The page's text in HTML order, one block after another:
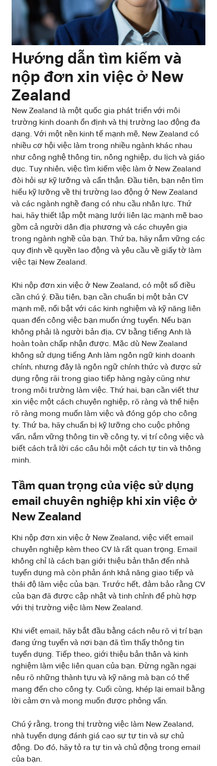
Hướng dẫn tìm kiếm và
nộp đơn xin việc ở New
Zealand
New Zealand là một quốc gia phát triển với môi
trường kinh doanh ổn định và thị trường lao động đa
dạng. Với một nền kinh tế mạnh mẽ, New Zealand có
nhiều cơ hội việc làm trong nhiều ngành khác nhau
như công nghệ thông tin, nông nghiệp, du lịch và giáo
dục. Tuy nhiên, việc tìm kiếm việc làm ở New Zealand
đòi hỏi sự kỹ lưỡng và cẩn thận. Đầu tiên, bạn nên tìm
hiểu kỹ lưỡng về thị trường lao động ở New Zealand
và các ngành nghề đang có nhu cầu nhân lực. Thứ
hai, hãy thiết lập một mạng lưới liên lạc mạnh mẽ bao
gồm cả người dân địa phương và các chuyên gia
trong ngành nghề của bạn. Thứ ba, hãy nắm vững các
quy định về quyền lao động và yêu cầu về giấy tờ làm
việc tại New Zealand.
Khi nộp đơn xin việc ở New Zealand, có một số điều
cần chú ý. Đầu tiên, bạn cần chuẩn bị một bản CV
mạnh mẽ, nổi bật với các kinh nghiệm và kỹ năng liên
quan đến công việc bạn muốn ứng tuyển. Nếu bạn
không phải là người bản địa, CV bằng tiếng Anh là
hoàn toàn chấp nhận được. Mặc dù New Zealand
không sử dụng tiếng Anh làm ngôn ngữ kinh doanh
chính, nhưng đây là ngôn ngữ chính thức và được sử
dụng rộng rãi trong giao tiếp hàng ngày cũng như
trong môi trường làm việc. Thứ hai, bạn cần viết thư
xin việc một cách chuyên nghiệp, rõ ràng và thể hiện
rõ ràng mong muốn làm việc và đóng góp cho công
ty. Thứ ba, hãy chuẩn bị kỹ lưỡng cho cuộc phỏng
vấn, nắm vững thông tin về công ty, vị trí công việc và
biết cách trả lời các câu hỏi một cách tự tin và thông
minh.
Tầm quan trọng của việc sử dụng
email chuyên nghiệp khi xin việc ở
New Zealand
Khi nộp đơn xin việc ở New Zealand, việc viết email
chuyên nghiệp kèm theo CV là rất quan trọng. Email
không chỉ là cách bạn giới thiệu bản thân đến nhà
tuyển dụng mà còn phản ánh khả năng giao tiếp và
thái độ làm việc của bạn. Trước hết, đảm bảo rằng CV
của bạn đã được cập nhật và tinh chỉnh để phù hợp
với thị trường việc làm New Zealand.
Khi viết email, hãy bắt đầu bằng cách nêu rõ vị trí bạn
đang ứng tuyển và nơi bạn đã tìm thấy thông tin
tuyển dụng. Tiếp theo, giới thiệu bản thân và kinh
nghiệm làm việc liên quan của bạn. Đừng ngần ngại
nêu rõ những thành tựu và kỹ năng mà bạn có thể
mang đến cho công ty. Cuối cùng, khép lại email bằng
lời cảm ơn và mong muốn được phỏng vấn.
Chú ý rằng, trong thị trường việc làm New Zealand,
nhà tuyển dụng đánh giá cao sự tự tin và sự chủ
động. Do đó, hãy tỏ ra tự tin và chủ động trong email
của bạn.